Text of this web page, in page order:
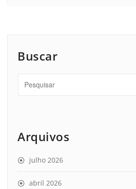
Buscar
Arquivos
julho 2026
abril 2026